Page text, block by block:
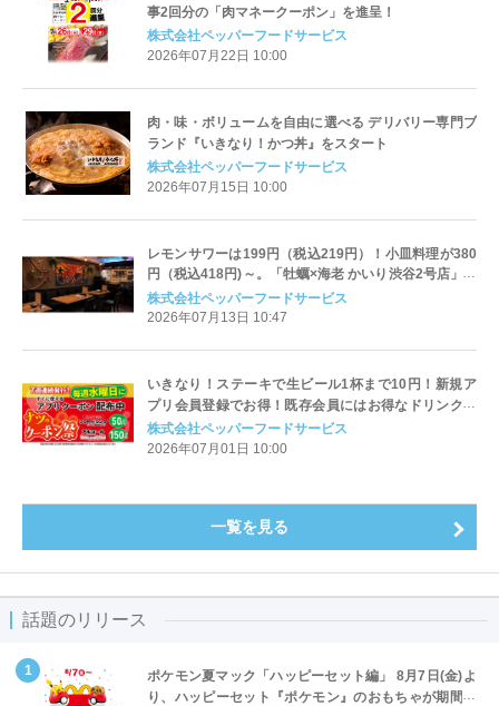
事2回分の「肉マネークーポン」を進呈！
株式会社ペッパーフードサービス
2026年07月22日 10:00
肉・味・ボリュームを自由に選べる デリバリー専門ブ
ランド『いきなり！かつ丼』をスタート
株式会社ペッパーフードサービス
2026年07月15日 10:00
レモンサワーは199円（税込219円）！小皿料理が380
円（税込418円)～。「牡蠣×海老 かいり渋谷2号店」が
リニューアルオープン！
株式会社ペッパーフードサービス
2026年07月13日 10:47
いきなり！ステーキで生ビール1杯まで10円！新規ア
プリ会員登録でお得！既存会員にはお得なドリンクク
ーポンを7週連続で配布
株式会社ペッパーフードサービス
2026年07月01日 10:00
一覧を見る
話題のリリース
ポケモン夏マック「ハッピーセット編」 8月7日(金)よ
り、ハッピーセット『ポケモン』のおもちゃが期間限